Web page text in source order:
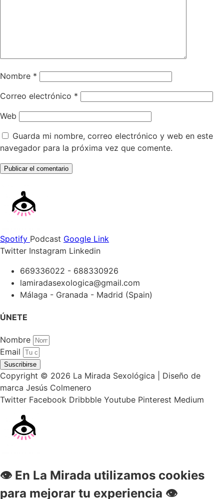
Nombre *
Correo electrónico *
Web
Guarda mi nombre, correo electrónico y web en este
navegador para la próxima vez que comente.
Spotify Podcast Google Link
Twitter Instagram Linkedin
669336022 - 688330926
lamiradasexologica@gmail.com
Málaga - Granada - Madrid (Spain)
ÚNETE
Nombre
Email
Suscribirse
Copyright © 2026 La Mirada Sexológica | Diseño de
marca Jesús Colmenero
Twitter Facebook Dribbble Youtube Pinterest Medium
👁 En La Mirada utilizamos cookies
para mejorar tu experiencia 👁